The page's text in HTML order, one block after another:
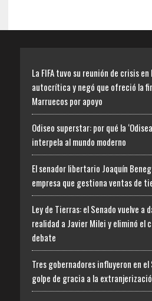
La FIFA tuvo su reunión de crisis
autocrítica y negó que ofreció la
Marruecos por apoyo
Odiseo superstar: por qué la
interpela al mundo moderno
El senador libertario Joaquín
empresa que gestiona ventas de
Ley de Tierras: el Senado vuelve a
realidad a Javier Milei y eliminó el
debate
Tres gobernadores influyeron en el
golpe de gracia a la